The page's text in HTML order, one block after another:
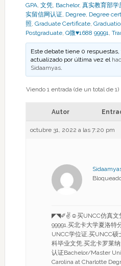
GPA, 文凭, Bachelor, 真实教育部学
实留信网认证, Degree, Degree
照, Graduate Certificate,
Postgraduate, Q微♥1688 99991,
Este debate tiene 0 respuestas,
actualizado por última vez el
Sidaamyas.
Viendo 1 entrada (de un total de 1)
Autor
octubre 31, 2022 a las 7:20 pm
◤◥✐✌☺买UNCC仿真文
99991,买北卡大学夏洛特
UNCC学位证,买UNCC
科毕业文凭,买北卡罗莱
认证Bachelor/Master
Carolina at Charlotte